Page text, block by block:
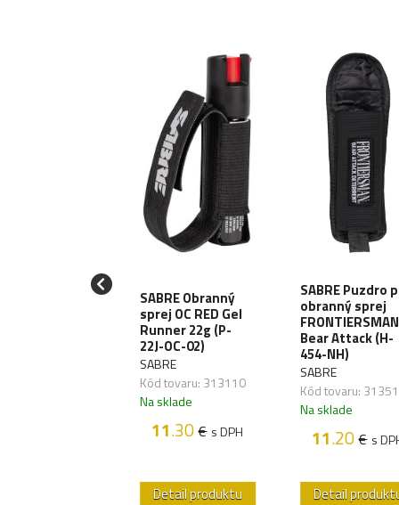
SABRE Obranný
sprej OC RED Gel
Runner 22g (P-
22J-OC-02)
SABRE
Kód tovaru: 313110
Na sklade
11.30€ s DPH
Detail produktu
SABRE Puzdro
obranný sprej
FRONTIERSMAN
Bear Attack (H-
454-NH)
SABRE
Kód tovaru:
Na sklade
11.20€ s
Detail